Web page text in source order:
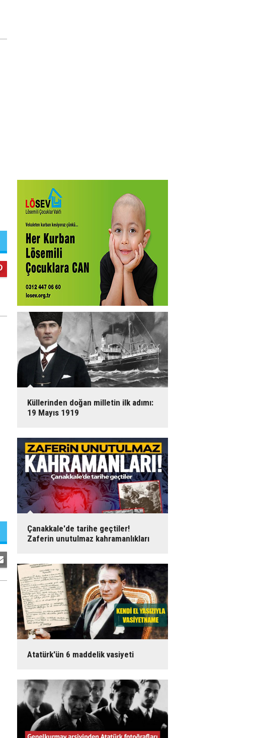
Küllerinden doğan milletin ilk adımı:
19 Mayıs 1919
Çanakkale'de tarihe geçtiler!
Zaferin unutulmaz kahramanlıkları
Atatürk'ün 6 maddelik vasiyeti